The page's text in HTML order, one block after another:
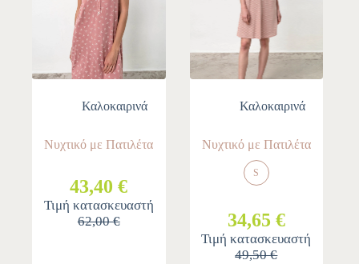
Καλοκαιρινά
Νυχτικό με Πατιλέτα
43,40 €
Τιμή κατασκευαστή
62,00 €
Καλοκαιρινά
Νυχτικό με Πατιλέτα
S
34,65 €
Τιμή κατασκευαστή
49,50 €